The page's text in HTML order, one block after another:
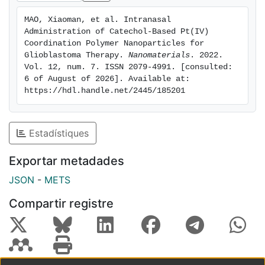
MAO, Xiaoman, et al. Intranasal
Administration of Catechol-Based Pt(IV)
Coordination Polymer Nanoparticles for
Glioblastoma Therapy. Nanomaterials . 2022.
Vol. 12, num. 7. ISSN 2079-4991. [consulted:
6 of August of 2026]. Available at:
https://hdl.handle.net/2445/185201
Estadístiques
Exportar metadades
JSON - METS
Compartir registre